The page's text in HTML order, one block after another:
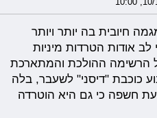
חיובית בה יותר ויותר
לב אודות הטרדות מיניות
הרשימה ההולכת והמתארכת
כוכבת "דיסני" לשעבר, בלה
חשפה כי גם היא הוטרדה